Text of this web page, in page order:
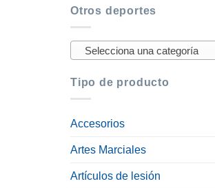
Otros deportes
Selecciona una categoría
Tipo de producto
Accesorios
Artes Marciales
Artículos de lesión